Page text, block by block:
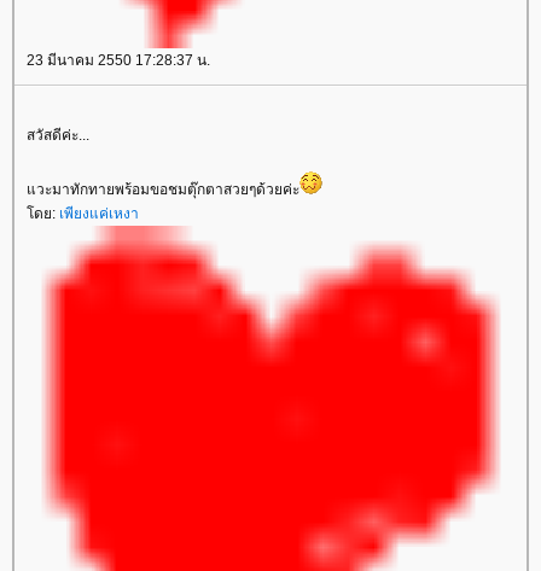
23 มีนาคม 2550 17:28:37 น.
สวัสดีค่ะ...
วะมาทักทายพร้อมขอชมตุ๊กตาสวยๆด้วยค่ะ
ดย: เพียงแค่เหงา